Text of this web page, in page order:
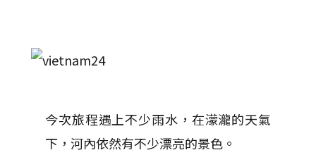
今次旅程遇上不少雨水，在濛瀧的天氣
下，河內依然有不少漂亮的景色。